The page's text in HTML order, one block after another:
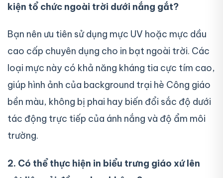
kiện tổ chức ngoài trời dưới nắng gắt?
Bạn nên ưu tiên sử dụng mực UV hoặc mực dầu
cao cấp chuyên dụng cho in bạt ngoài trời. Các
loại mực này có khả năng kháng tia cực tím cao,
giúp hình ảnh của background trại hè Công giáo
bền màu, không bị phai hay biến đổi sắc độ dưới
tác động trực tiếp của ánh nắng và độ ẩm môi
trường.
2. Có thể thực hiện in biểu trưng giáo xứ lên